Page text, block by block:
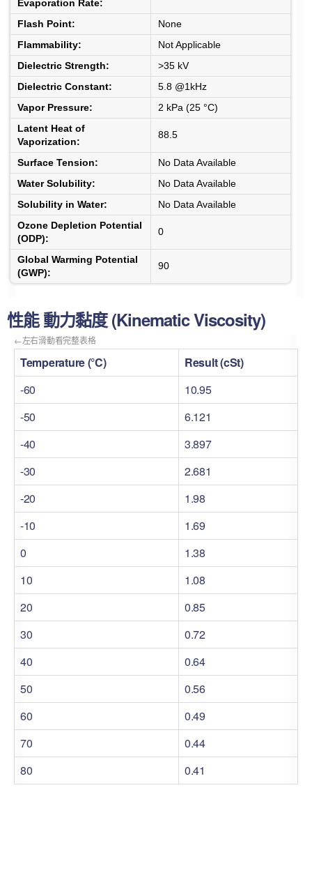
Evaporation Rate:
Flash Point:
None
Flammability:
Not Applicable
Dielectric Strength:
>35 kV
Dielectric Constant:
5.8 @1kHz
Vapor Pressure:
2 kPa (25 °C)
Latent Heat of
Vaporization:
88.5
Surface Tension:
No Data Available
Water Solubility:
No Data Available
Solubility in Water:
No Data Available
Ozone Depletion Potential
(ODP):
0
Global Warming Potential
(GWP):
90
性能 動力黏度 (Kinematic Viscosity)
Temperature (°C)
Result (cSt)
-60
10.95
-50
6.121
-40
3.897
-30
2.681
-20
1.98
-10
1.69
0
1.38
10
1.08
20
0.85
30
0.72
40
0.64
50
0.56
60
0.49
70
0.44
80
0.41